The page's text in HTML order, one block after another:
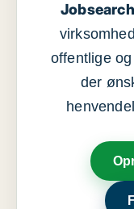
offentlige
der